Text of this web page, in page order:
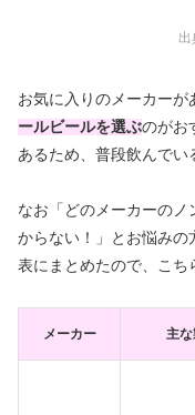
出
お気に入りのメーカーが
ールビールを選ぶのがお
あるため、普段飲んでい
なお「どのメーカーの
からない！」とお悩みの
表にまとめたので、こち
メーカー 主